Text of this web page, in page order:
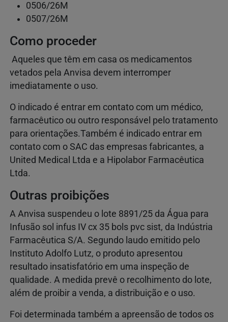
0506/26M
0507/26M
Como proceder
Aqueles que têm em casa os medicamentos
vetados pela Anvisa devem interromper
imediatamente o uso.
O indicado é entrar em contato com um médico,
farmacêutico ou outro responsável pelo tratamento
para orientações.Também é indicado entrar em
contato com o SAC das empresas fabricantes, a
United Medical Ltda e a Hipolabor Farmacêutica
Ltda.
Outras proibições
A Anvisa suspendeu o lote 8891/25 da Água para
Infusão sol infus IV cx 35 bols pvc sist, da Indústria
Farmacêutica S/A. Segundo laudo emitido pelo
Instituto Adolfo Lutz, o produto apresentou
resultado insatisfatório em uma inspeção de
qualidade. A medida prevê o recolhimento do lote,
além de proibir a venda, a distribuição e o uso.
Foi determinada também a apreensão de todos os